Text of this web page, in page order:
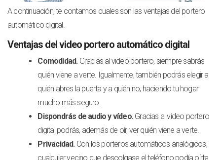
A continuación, te contamos cuales son las ventajas del portero
automático digital.
Ventajas del video portero automático digital
Comodidad. Gracias al video portero, siempre sabrás
quién viene a verte. Igualmente, también podrás elegir a
quién abres la puerta y a quién no, haciendo tu hogar
mucho más seguro.
Dispondrás de audio y vídeo.Gracias al video portero
digital podrás, además de oír, ver quién viene a verte.
Privacidad. Con los porteros automáticos analógicos,
cualquier vecino que descolgase el teléfono podía oírte.